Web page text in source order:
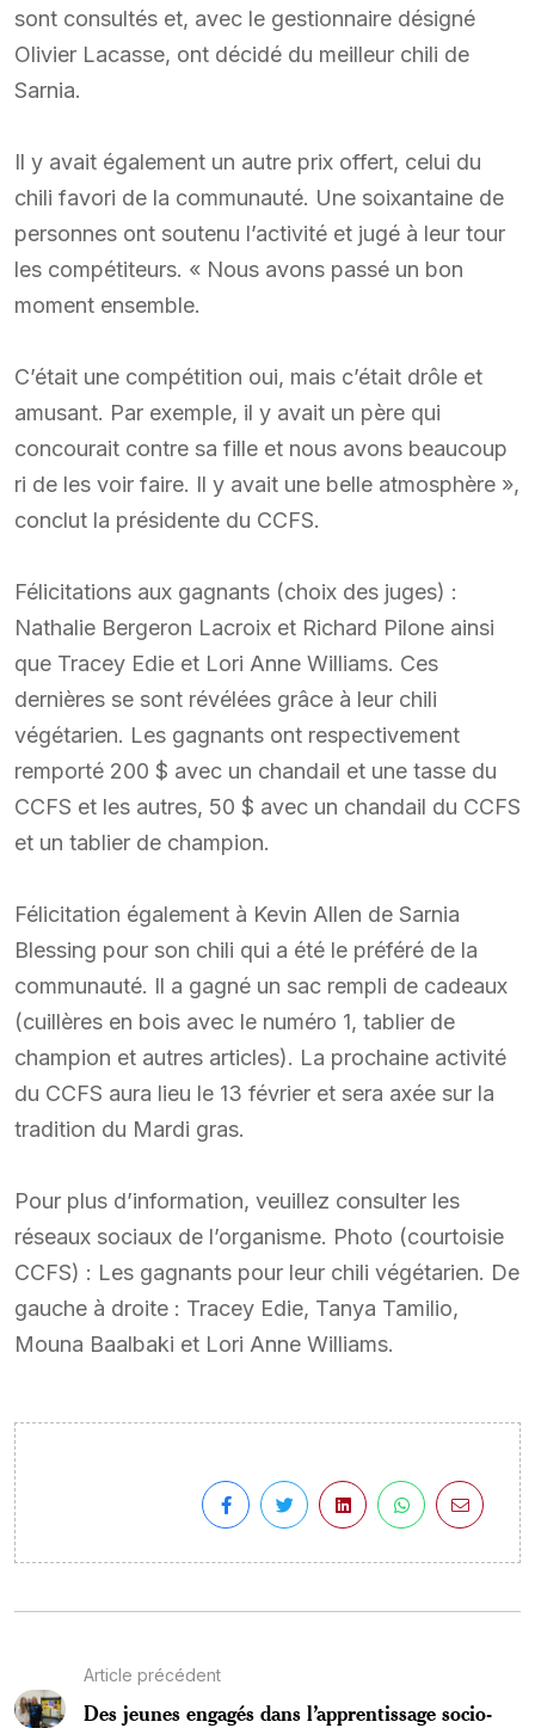
sont consultés et, avec le gestionnaire désigné
Olivier Lacasse, ont décidé du meilleur chili de
Sarnia.
Il y avait également un autre prix offert, celui du
chili favori de la communauté. Une soixantaine de
personnes ont soutenu l’activité et jugé à leur tour
les compétiteurs. « Nous avons passé un bon
moment ensemble.
C’était une compétition oui, mais c’était drôle et
amusant. Par exemple, il y avait un père qui
concourait contre sa fille et nous avons beaucoup
ri de les voir faire. Il y avait une belle atmosphère »,
conclut la présidente du CCFS.
Félicitations aux gagnants (choix des juges) :
Nathalie Bergeron Lacroix et Richard Pilone ainsi
que Tracey Edie et Lori Anne Williams. Ces
dernières se sont révélées grâce à leur chili
végétarien. Les gagnants ont respectivement
remporté 200 $ avec un chandail et une tasse du
CCFS et les autres, 50 $ avec un chandail du CCFS
et un tablier de champion.
Félicitation également à Kevin Allen de Sarnia
Blessing pour son chili qui a été le préféré de la
communauté. Il a gagné un sac rempli de cadeaux
(cuillères en bois avec le numéro 1, tablier de
champion et autres articles). La prochaine activité
du CCFS aura lieu le 13 février et sera axée sur la
tradition du Mardi gras.
Pour plus d’information, veuillez consulter les
réseaux sociaux de l’organisme. Photo (courtoisie
CCFS) : Les gagnants pour leur chili végétarien. De
gauche à droite : Tracey Edie, Tanya Tamilio,
Mouna Baalbaki et Lori Anne Williams.
Article précédent
Des jeunes engagés dans l’apprentissage socio-